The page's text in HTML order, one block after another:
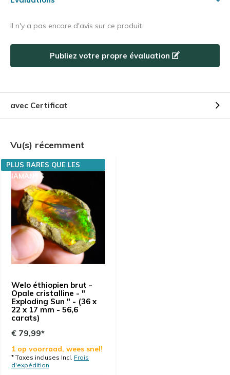
Il n'y a pas encore d'avis sur ce produit.
Publiez votre propre évaluation
avec Certificat
Vu(s) récemment
Welo éthiopien brut -
Opale cristalline - "
Exploding Sun " - (36 x
22 x 17 mm - 56,6
carats)
PLUS RARES QUE LES
DIAMANTS
€ 79,99*
1 op voorraad, wees snel!
* Taxes incluses Incl. Frais
d'expédition